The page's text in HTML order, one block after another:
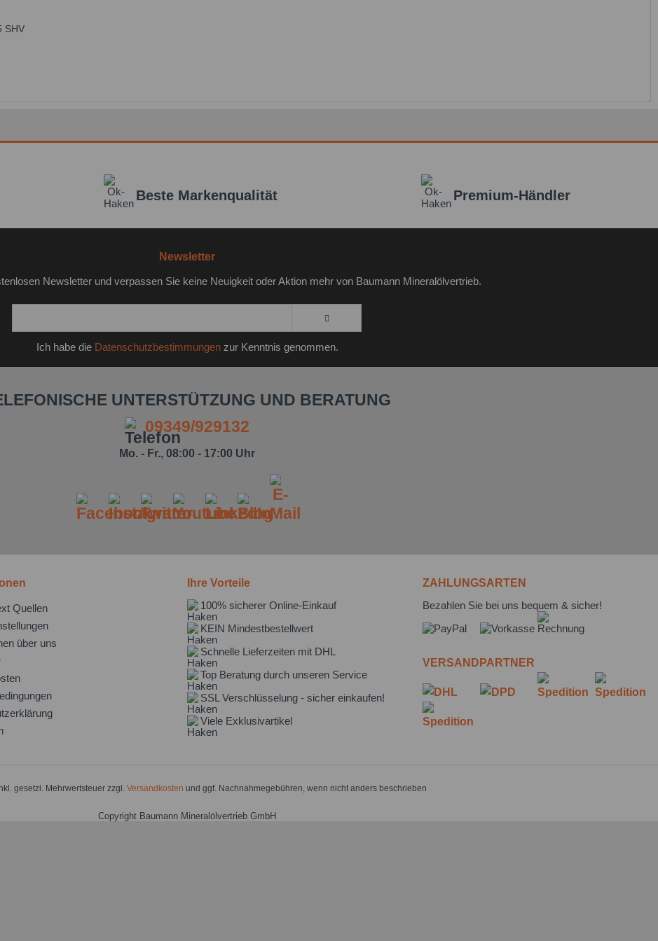
SHV
Beste Markenqualität Premium-Händler
Newsletter
Newsletter und verpassen Sie keine Neuigkeit oder Aktion mehr von Baumann Mineralölvertrieb.
Ich habe die Datenschutzbestimmungenzur Kenntnis genommen.
UNTERSTÜTZUNG UND BERATUNG
09349/929132
Mo. - Fr., 08:00 - 17:00 Uhr
Quellen
über uns
Ihre Vorteile
100% sicherer Online-Einkauf
KEIN Mindestbestellwert
Schnelle Lieferzeiten mit DHL
Top Beratung durch unseren Service
SSL Verschlüsselung - sicher einkaufen!
Viele Exklusivartikel
ZAHLUNGSARTEN
Bezahlen Sie bei uns bequem & sicher!
VERSANDPARTNER
gesetzl. Mehrwertsteuer zzgl. Versandkosten und ggf. Nachnahmegebühren, wenn nicht anders beschrieben
Copyright Baumann Mineralölvertrieb GmbH